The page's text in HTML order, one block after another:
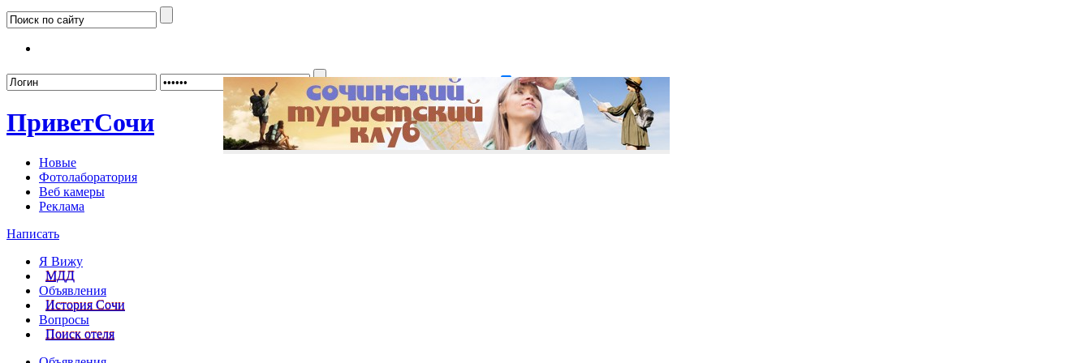
Забыли пароль? Регистрация
ПриветСочи
Новые
Фотолаборатория
Веб камеры
Реклама
Написать
Я Вижу
МДД
Объявления
История Сочи
Вопросы
Поиск отеля